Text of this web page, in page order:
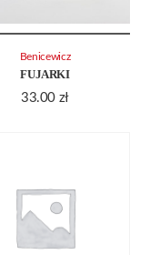
FUJARKI
33.00 zł
Benicewicz